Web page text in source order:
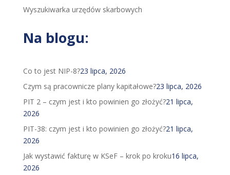
Wyszukiwarka urzędów skarbowych
Na blogu:
Co to jest NIP-8?23 lipca, 2026
Czym są pracownicze plany kapitałowe?23 lipca, 2026
PIT 2 – czym jest i kto powinien go złożyć?21 lipca,
2026
PIT-38: czym jest i kto powinien go złożyć?21 lipca,
2026
Jak wystawić fakturę w KSeF – krok po kroku16 lipca,
2026